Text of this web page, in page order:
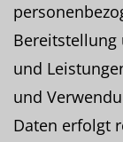
Bereitstellung
und
und
Daten erfolgt